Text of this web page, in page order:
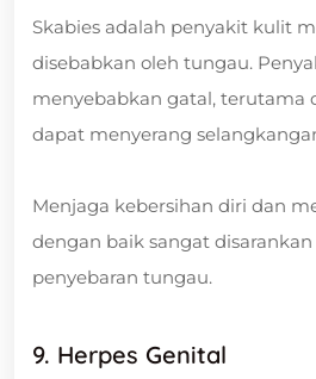
Skabies adalah penyakit kulit
disebabkan oleh tungau.
menyebabkan gatal, terutama
dapat menyerang
Menjaga kebersihan diri dan
dengan baik sangat
penyebaran tungau.
9. Herpes Genital